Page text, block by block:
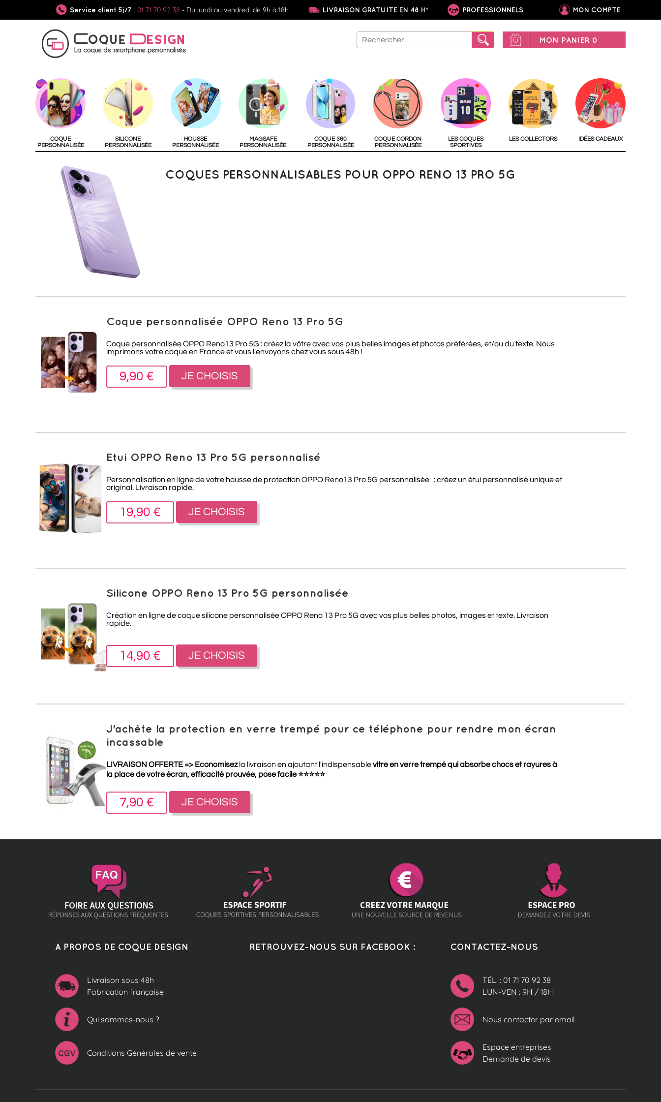
Service client 5j/7 : 01 71 70 92 38 - Du lundi au vendredi de 9h à 18h LIVRAISON GRATUITE EN 48 H* PROFESSIONNELS MON COMPTE
MON PANIER 0
COQUE
PERSONNALISÉE
SILICONE
PERSONNALISÉE
HOUSSE
PERSONNALISÉE
MAGSAFE
PERSONNALISÉE
COQUE 360
PERSONNALISÉE
COQUE CORDON
PERSONNALISÉE
LES COQUES
SPORTIVES
LES COLLECTORS IDÉES CADEAUX
COQUES PERSONNALISABLES POUR OPPO RENO 13 PRO 5G
Coque personnalisée OPPO Reno 13 Pro 5G
Coque personnalisée OPPO Reno13 Pro 5G : créez la vôtre avec vos plus belles images et photos préférées, et/ou du texte. Nous
imprimons votre coque en France et vous l'envoyons chez vous sous 48h !
9,90 € JE CHOISIS
Etui OPPO Reno 13 Pro 5G personnalisé
Personnalisation en ligne de votre housse de protection OPPO Reno13 Pro 5G personnalisée : créez un étui personnalisé unique et
original. Livraison rapide.
19,90 € JE CHOISIS
Silicone OPPO Reno 13 Pro 5G personnalisée
Création en ligne de coque silicone personnalisée OPPO Reno 13 Pro 5G avec vos plus belles photos, images et texte. Livraison
rapide.
14,90 € JE CHOISIS
J'achète la protection en verre trempé pour ce téléphone pour rendre mon écran
incassable
LIVRAISON OFFERTE => Economisezla livraison en ajoutant l'indispensablevitre en verre trempé qui absorbe chocs et rayures à
la place de votre écran, efficacité prouvée, pose facile⭐⭐⭐⭐⭐
7,90 € JE CHOISIS
A PROPOS DE COQUE DESIGN
Livraison sous 48h
Fabrication française
Qui sommes-nous ?
Conditions Générales de vente
RETROUVEZ-NOUS SUR FACEBOOK : CONTACTEZ-NOUS
TÉL. : 01 71 70 92 38
LUN-VEN : 9H / 18H
Nous contacter par email
Espace entreprises
Demande de devis